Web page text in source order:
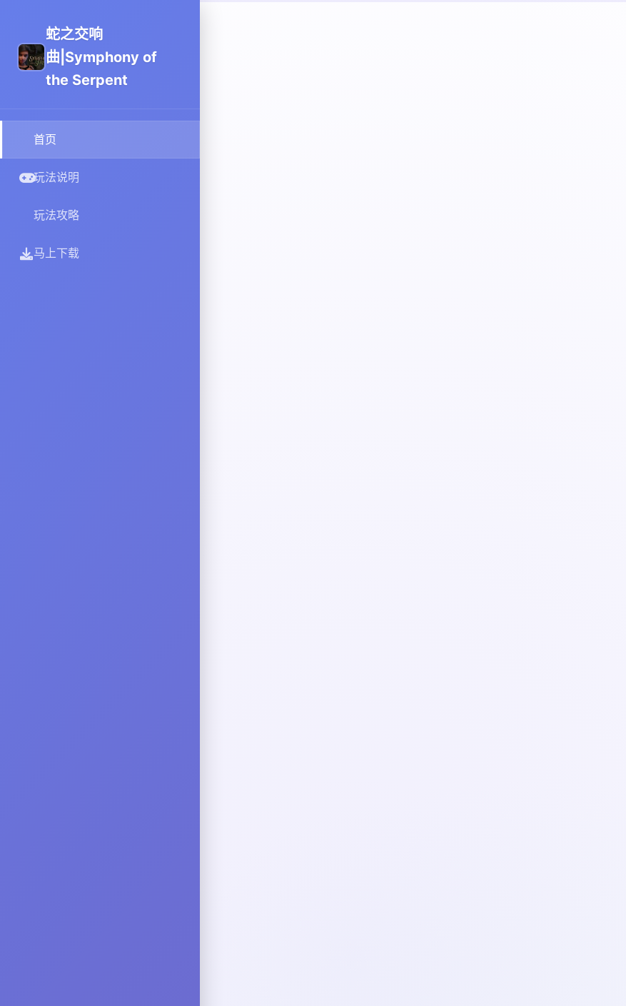
蛇之交响
曲|Symphony of
the Serpent
首页
玩法说明
玩法攻略
马上下载